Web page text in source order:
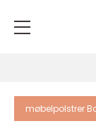
møbelpolstrer